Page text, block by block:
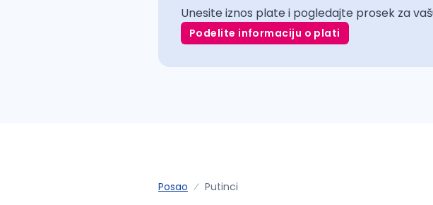
Unesite iznos plate i pogledajte prosek za
Podelite informaciju o plati
Posao Putinci